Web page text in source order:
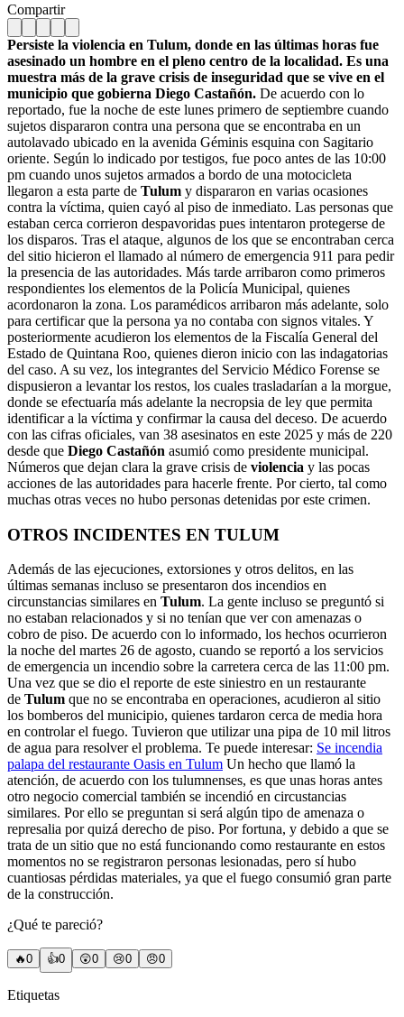
Compartir
Persiste la violencia en Tulum, donde en las últimas horas fue
asesinado un hombre en el pleno centro de la localidad. Es una
muestra más de la grave crisis de inseguridad que se vive en el
municipio que gobierna Diego Castañón. De acuerdo con lo
reportado, fue la noche de este lunes primero de septiembre cuando
sujetos dispararon contra una persona que se encontraba en un
autolavado ubicado en la avenida Géminis esquina con Sagitario
oriente. Según lo indicado por testigos, fue poco antes de las 10:00
pm cuando unos sujetos armados a bordo de una motocicleta
llegaron a esta parte de Tulum y dispararon en varias ocasiones
contra la víctima, quien cayó al piso de inmediato. Las personas que
estaban cerca corrieron despavoridas pues intentaron protegerse de
los disparos. Tras el ataque, algunos de los que se encontraban cerca
del sitio hicieron el llamado al número de emergencia 911 para pedir
la presencia de las autoridades. Más tarde arribaron como primeros
respondientes los elementos de la Policía Municipal, quienes
acordonaron la zona. Los paramédicos arribaron más adelante, solo
para certificar que la persona ya no contaba con signos vitales. Y
posteriormente acudieron los elementos de la Fiscalía General del
Estado de Quintana Roo, quienes dieron inicio con las indagatorias
del caso. A su vez, los integrantes del Servicio Médico Forense se
dispusieron a levantar los restos, los cuales trasladarían a la morgue,
donde se efectuaría más adelante la necropsia de ley que permita
identificar a la víctima y confirmar la causa del deceso. De acuerdo
con las cifras oficiales, van 38 asesinatos en este 2025 y más de 220
desde que Diego Castañón asumió como presidente municipal.
Números que dejan clara la grave crisis de violencia y las pocas
acciones de las autoridades para hacerle frente. Por cierto, tal como
muchas otras veces no hubo personas detenidas por este crimen.
OTROS INCIDENTES EN TULUM
Además de las ejecuciones, extorsiones y otros delitos, en las
últimas semanas incluso se presentaron dos incendios en
circunstancias similares en Tulum. La gente incluso se preguntó si
no estaban relacionados y si no tenían que ver con amenazas o
cobro de piso. De acuerdo con lo informado, los hechos ocurrieron
la noche del martes 26 de agosto, cuando se reportó a los servicios
de emergencia un incendio sobre la carretera cerca de las 11:00 pm.
Una vez que se dio el reporte de este siniestro en un restaurante
de Tulum que no se encontraba en operaciones, acudieron al sitio
los bomberos del municipio, quienes tardaron cerca de media hora
en controlar el fuego. Tuvieron que utilizar una pipa de 10 mil litros
de agua para resolver el problema. Te puede interesar: Se incendia
palapa del restaurante Oasis en Tulum Un hecho que llamó la
atención, de acuerdo con los tulumnenses, es que unas horas antes
otro negocio comercial también se incendió en circustancias
similares. Por ello se preguntan si será algún tipo de amenaza o
represalia por quizá derecho de piso. Por fortuna, y debido a que se
trata de un sitio que no está funcionando como restaurante en estos
momentos no se registraron personas lesionadas, pero sí hubo
cuantiosas pérdidas materiales, ya que el fuego consumió gran parte
de la construcción.
¿Qué te pareció?
🔥0 👍0 😲0 😢0 😠0
Etiquetas